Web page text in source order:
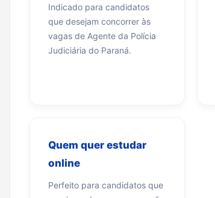
Indicado para candidatos
que desejam concorrer às
vagas de Agente da Polícia
Judiciária do Paraná.
Quem quer estudar
online
Perfeito para candidatos que